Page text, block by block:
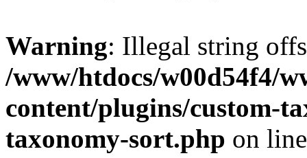
Warning: Illegal string
/www/htdocs/w00d54f4/
content/plugins/custom-
taxonomy-sort.php on